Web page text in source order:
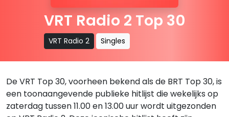
VRT Radio 2 Top 30
VRT Radio 2 Singles
De VRT Top 30, voorheen bekend als de BRT Top 30, is
een toonaangevende publieke hitlijst die wekelijks op
zaterdag tussen 11.00 en 13.00 uur wordt uitgezonden